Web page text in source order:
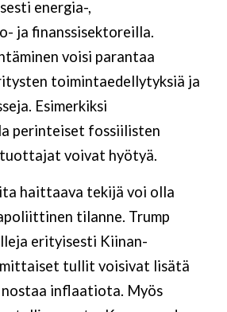
energia-,
ja finanssisektoreilla.
voisi parantaa
toimintaedellytyksiä ja
Esimerkiksi
perinteiset fossiilisten
voivat hyötyä.
haittaava tekijä voi olla
tilanne. Trump
erityisesti Kiinan-
tullit voisivat lisätä
nostaa inflaatiota. Myös